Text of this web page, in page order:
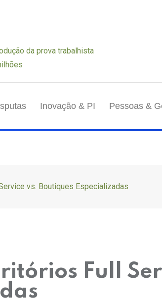
da prova trabalhista
Inovação & PI Pessoas &
vs. Boutiques Especializadas
Full